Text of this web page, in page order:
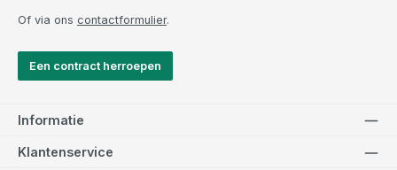
Of via ons contactformulier.
Een contract herroepen
Informatie
Klantenservice